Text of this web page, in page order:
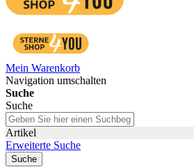
Mein Warenkorb
Navigation umschalten
Suche
Suche
Artikel
Erweiterte Suche
Suche